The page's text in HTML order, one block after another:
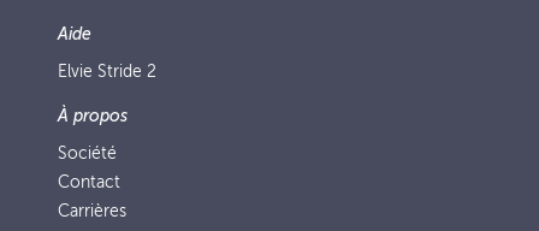
Aide
Elvie Stride 2
À propos
Société
Contact
Carrières